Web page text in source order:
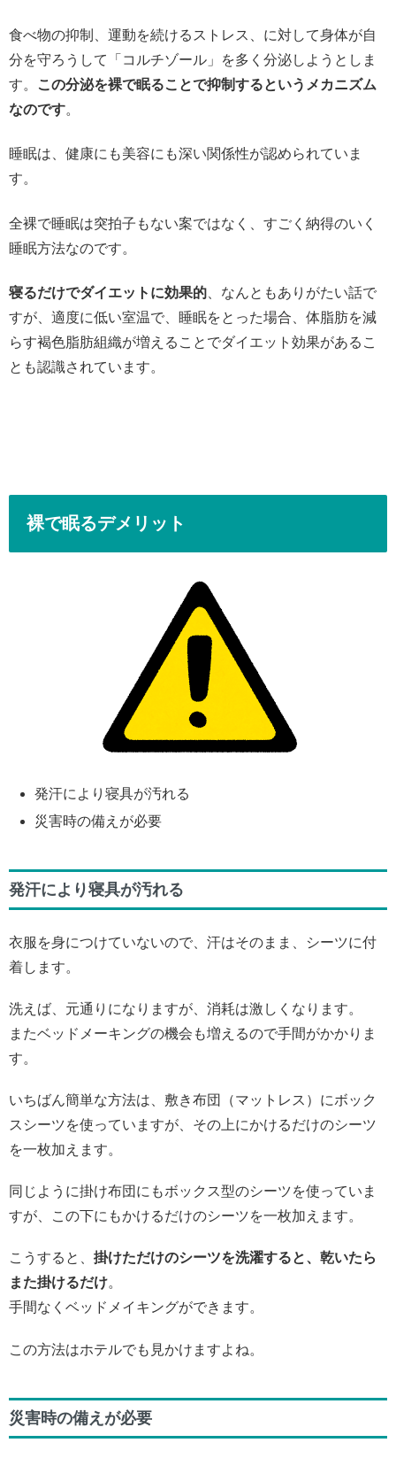
食べ物の抑制、運動を続けるストレス、に対して身体が自
分を守ろうして「コルチゾール」を多く分泌しようとしま
す。
この分泌を裸で眠ることで抑制するというメカニズム
なのです。
睡眠は、健康にも美容にも深い関係性が認められていま
す。
全裸で睡眠は突拍子もない案ではなく、すごく納得のいく
睡眠方法なのです。
寝るだけでダイエットに効果的 、なんともありがたい話で
すが、適度に低い室温で、睡眠をとった場合、体脂肪を減
らす褐色脂肪組織が増えることでダイエット効果があるこ
とも認識されています。
裸で眠るデメリット
発汗により寝具が汚れる
災害時の備えが必要
発汗により寝具が汚れる
衣服を身につけていないので、汗はそのまま、シーツに付
着します。
洗えば、元通りになりますが、消耗は激しくなります。
またベッドメーキングの機会も増えるので手間がかかりま
す。
いちばん簡単な方法は、敷き布団（マットレス）にボック
スシーツを使っていますが、その上にかけるだけのシーツ
を一枚加えます。
同じように掛け布団にもボックス型のシーツを使っていま
すが、この下にもかけるだけのシーツを一枚加えます。
こうすると、 掛けただけのシーツを洗濯すると、乾いたら
また掛けるだけ。
手間なくベッドメイキングができます。
この方法はホテルでも見かけますよね。
災害時の備えが必要